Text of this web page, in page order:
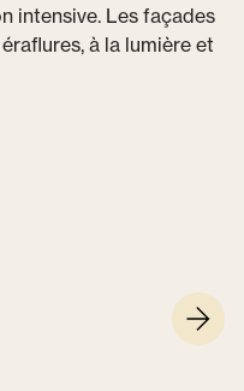
intensive. Les façades
à la lumière et